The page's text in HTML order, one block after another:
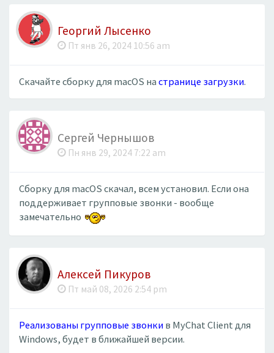
Георгий Лысенко
Пт янв 26, 2024 10:56 am
Скачайте сборку для macOS настранице загрузки.
Сергей Чернышов
Пн янв 29, 2024 7:22 am
Cборку для macOS скачал, всем установил. Если она
поддерживает групповые звонки - вообще
замечательно
Алексей Пикуров
Пт май 08, 2026 2:54 pm
Реализованы групповые звонкив MyChat Client для
Windows, будет в ближайшей версии.